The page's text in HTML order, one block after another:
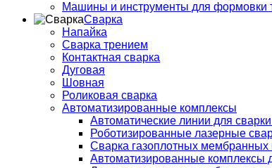
Машины и инструменты для формовки
Сварка
Напайка
Сварка трением
Контактная сварка
Дуговая
Шовная
Роликовая сварка
Автоматизированные комплексы
Автоматические линии для
Роботизированные лазерные
Сварка газоплотных мембранных
Автоматизированные комплексы